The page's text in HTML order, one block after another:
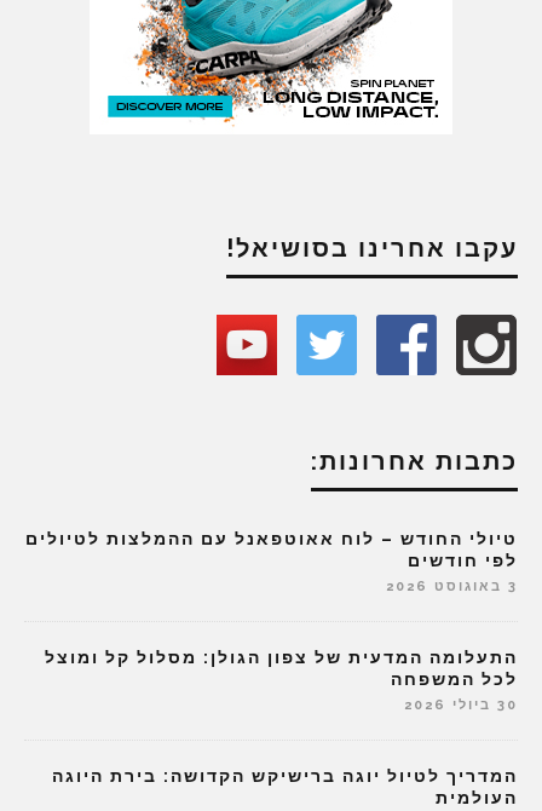
עקבו אחרינו בסושיאל!
כתבות אחרונות:
טיולי החודש – לוח אאוטפאנל עם ההמלצות לטיולים
לפי חודשים
3 באוגוסט 2026
התעלומה המדעית של צפון הגולן: מסלול קל ומוצל
לכל המשפחה
30 ביולי 2026
המדריך לטיול יוגה ברישיקש הקדושה: בירת היוגה
העולמית